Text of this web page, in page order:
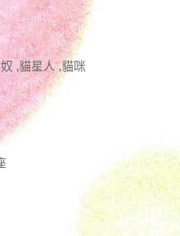
,貓星人 ,貓咪